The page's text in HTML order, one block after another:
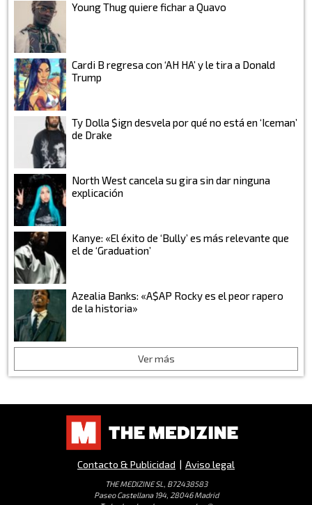
Young Thug quiere fichar a Quavo
Cardi B regresa con ‘AH HA’ y le tira a Donald
Trump
Ty Dolla $ign desvela por qué no está en ‘Iceman’
de Drake
North West cancela su gira sin dar ninguna
explicación
Kanye: «El éxito de ‘Bully’ es más relevante que
el de ‘Graduation’
Azealia Banks: «A$AP Rocky es el peor rapero
de la historia»
Ver más
Contacto & Publicidad | Aviso legal
THE MEDIZINE SL, B72438583
Paseo Castellana 194, 28046 Madrid